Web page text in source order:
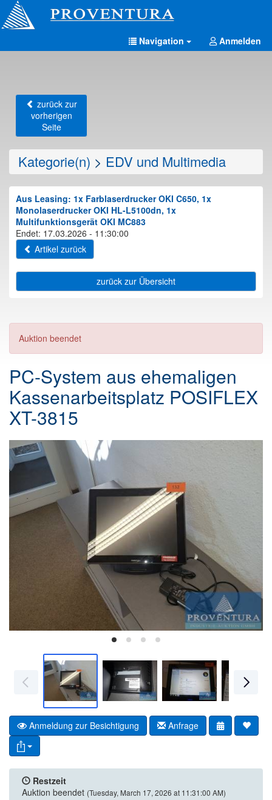
Navigation Anmelden
zurück zur
vorherigen
Seite
Kategorie(n) > EDV und Multimedia
Aus Leasing: 1x Farblaserdrucker OKI C650, 1x
Monolaserdrucker OKI HL-L5100dn, 1x
Multifunktionsgerät OKI MC883
Endet: 17.03.2026 - 11:30:00
Artikel zurück
zurück zur Übersicht
Auktion beendet
PC-System aus ehemaligen
Kassenarbeitsplatz POSIFLEX
XT-3815
Anmeldung zur Besichtigung Anfrage
Restzeit
Auktion beendet (Tuesday, March 17, 2026 at 11:31:00 AM)